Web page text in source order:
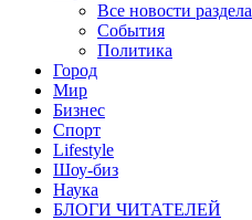
Все новости раздела
События
Политика
Город
Мир
Бизнес
Спорт
Lifestyle
Шоу-биз
Наука
БЛОГИ ЧИТАТЕЛЕЙ